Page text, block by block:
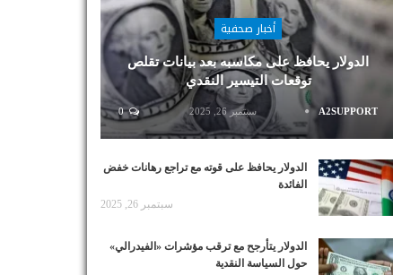
أخبار صحفية
الدولار يحافظ على مكاسبه بعد بيانات تقلص
توقعات التيسير النقدي
A2SUPPORT سبتمبر 26, 2025 0
الدولار يحافظ على قوته مع تراجع رهانات خفض
الفائدة
سبتمبر 26, 2025
الدولار يتأرجح مع ترقب مؤشرات «الفيدرالي»
حول السياسة النقدية